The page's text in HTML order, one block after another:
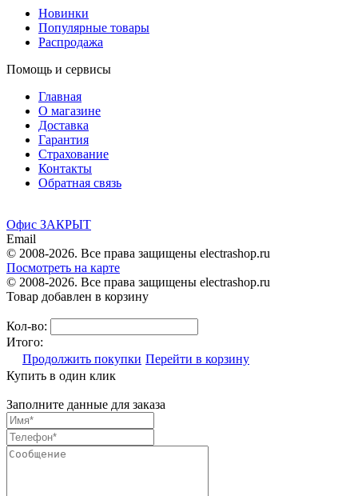
Новинки
Популярные товары
Распродажа
Помощь и сервисы
Главная
О магазине
Доставка
Гарантия
Страхование
Контакты
Обратная связь
Офис ЗАКРЫТ
Email
© 2008-2026. Все права защищены electrashop.ru
Посмотреть на карте
© 2008-2026. Все права защищены electrashop.ru
Товар добавлен в корзину
Кол-во:
Итого:
Продолжить покупки Перейти в корзину
Купить в один клик
Заполните данные для заказа